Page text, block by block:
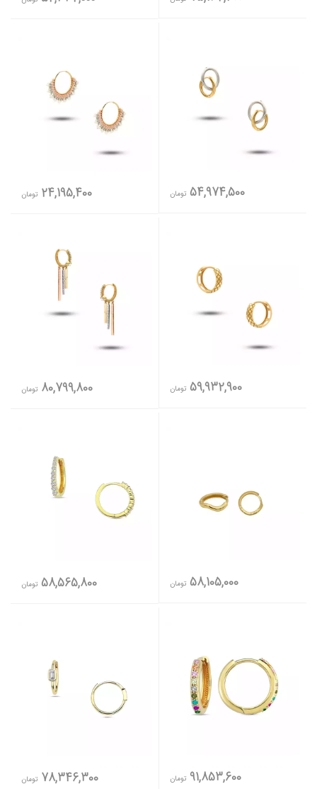
54,974,500 تومان 24,195,400 تومان
59,932,900 تومان 80,799,800 تومان
58,105,000 تومان 58,565,800 تومان
91,853,600 تومان 78,346,300 تومان